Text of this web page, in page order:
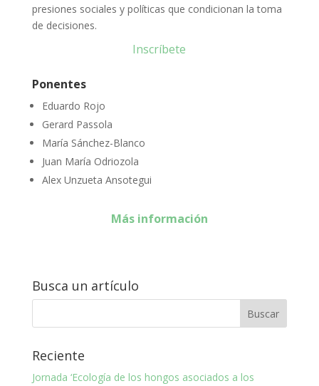
presiones sociales y políticas que condicionan la toma
de decisiones.
Inscríbete
Ponentes
Eduardo Rojo
Gerard Passola
María Sánchez-Blanco
Juan María Odriozola
Alex Unzueta Ansotegui
Más información
Busca un artículo
Reciente
Jornada ‘Ecología de los hongos asociados a los